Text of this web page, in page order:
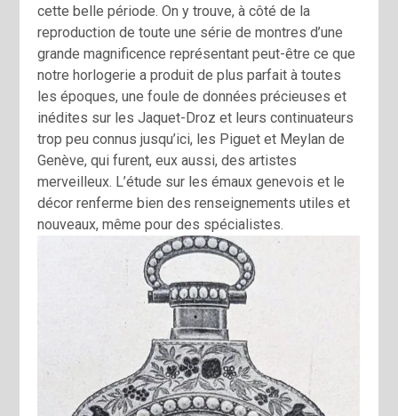
cette belle période. On y trouve, à côté de la
reproduction de toute une série de montres d’une
grande magnificence représentant peut-être ce que
notre horlogerie a produit de plus parfait à toutes
les époques, une foule de données précieuses et
inédites sur les Jaquet-Droz et leurs continuateurs
trop peu connus jusqu’ici, les Piguet et Meylan de
Genève, qui furent, eux aussi, des artistes
merveilleux. L’étude sur les émaux genevois et le
décor renferme bien des renseignements utiles et
nouveaux, même pour des spécialistes.